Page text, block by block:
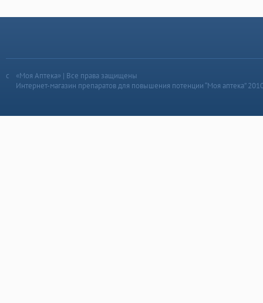
«Моя Аптека» | Все права защищены
Интернет-магазин препаратов для повышения потенции “Моя аптека”